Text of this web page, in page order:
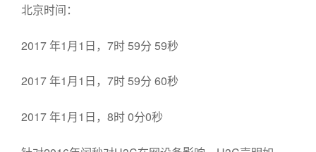
北京时间：
2017 年1月1日，7时 59分 59秒
2017 年1月1日，7时 59分 60秒
2017 年1月1日，8时 0分0秒